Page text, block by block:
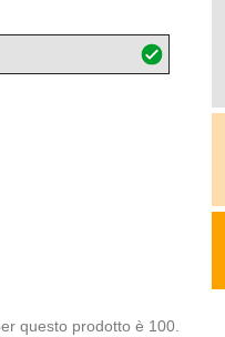
questo prodotto è 100.